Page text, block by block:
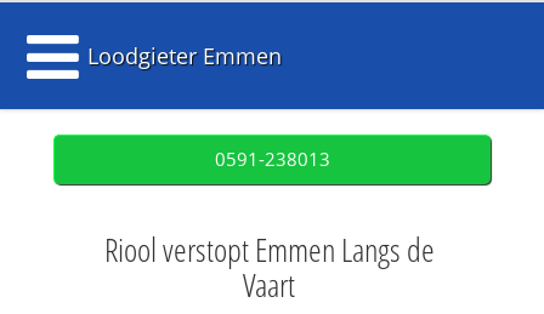
Loodgieter Emmen
0591-238013
Riool verstopt Emmen Langs de
Vaart